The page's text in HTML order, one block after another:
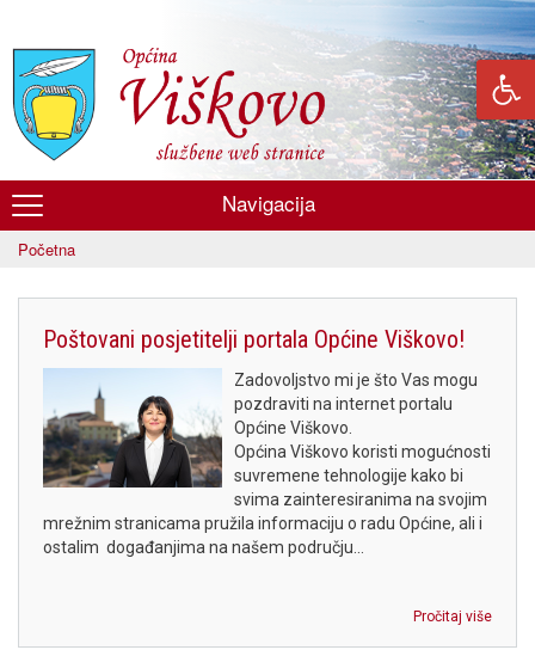
glavni
sadržaj
Općina
Viškovo
Navigacija
Početna
Poštovani posjetitelji portala Općine Viškovo!
Zadovoljstvo mi je što Vas mogu
pozdraviti na internet portalu
Općine Viškovo.
Općina Viškovo koristi mogućnosti
suvremene tehnologije kako bi
svima zainteresiranima na svojim
mrežnim stranicama pružila informaciju o radu Općine, ali i
ostalim događanjima na našem području...
Pročitaj više